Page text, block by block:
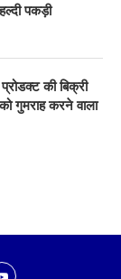
पकड़ी
की बिक्री
गुमराह करने वाला